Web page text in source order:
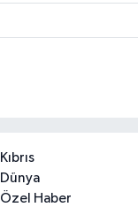
Kıbrıs
Dünya
Özel Haber